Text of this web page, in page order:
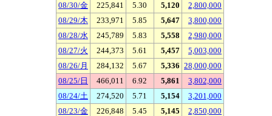
08/30/金
225,841 5.30 5,120
2,800,000
08/29/木
233,971 5.85 5,647
3,800,000
08/28/水
245,789 5.83 5,558
2,980,000
08/27/火
244,373 5.61 5,457
5,003,000
08/26/月
284,132 5.67 5,336 28,000,000
08/25/日
466,011 6.92 5,861
3,802,000
08/24/土
274,520 5.71 5,154
3,201,000
08/23/金
226,848 5.45 5,145
2,850,000